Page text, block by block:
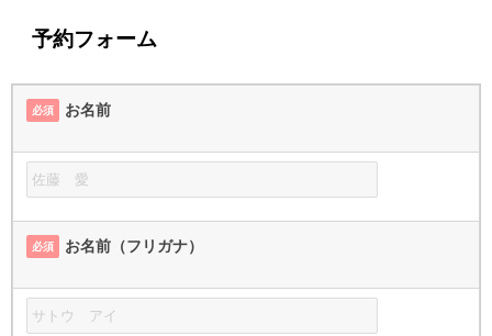
予約フォーム
必須 お名前
必須 お名前（フリガナ）